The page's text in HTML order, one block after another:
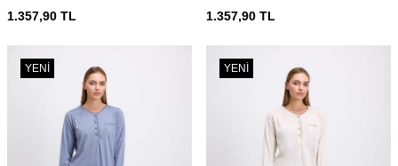
1.357,90 TL 1.357,90 TL
YENI YENI